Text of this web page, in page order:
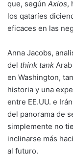
que, según Axios,
los qataríes
eficaces en las
Anna Jacobs,
del think tank
en Washington,
historia y una
entre EE.UU. e
del panorama de
simplemente no
inclinarse más
al futuro.